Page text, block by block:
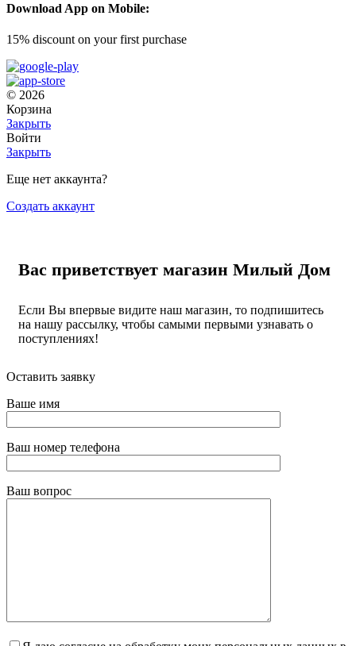
Download App on Mobile:
15% discount on your first purchase
© 2026
Корзина
Закрыть
Войти
Закрыть
Еще нет аккаунта?
Создать аккаунт
Вас приветствует магазин Милый Дом
Если Вы впервые видите наш магазин, то подпишитесь
на нашу рассылку, чтобы самыми первыми узнавать о
поступлениях!
Оставить заявку
Ваше имя
Ваш номер телефона
Ваш вопрос